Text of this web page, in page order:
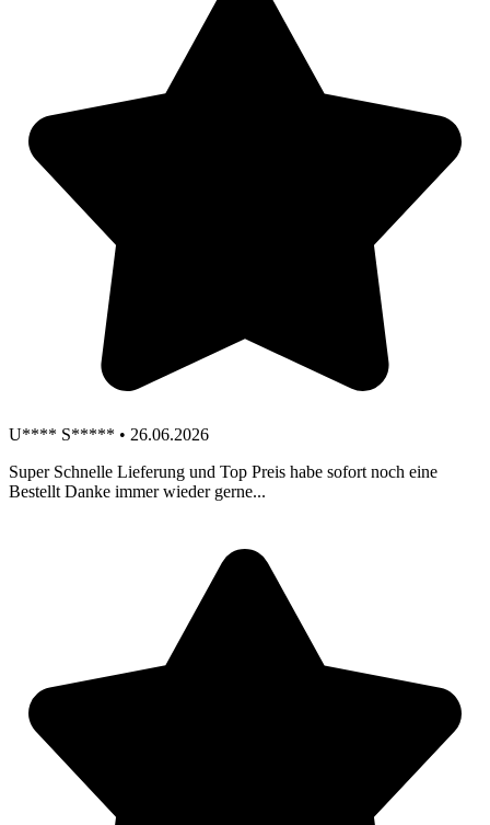
U**** S***** • 26.06.2026
Super Schnelle Lieferung und Top Preis habe sofort noch eine
Bestellt Danke immer wieder gerne...